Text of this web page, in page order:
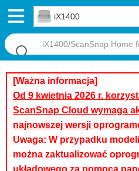
iX1400
[Ważna informacja]
Od 9 kwietnia 2026 r.
ScanSnap Cloud wymaga
najnowszej wersji
Uwaga: W przypadku
można zaktualizować
układowego za pomocą